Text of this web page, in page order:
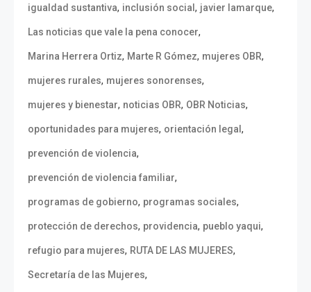
igualdad sustantiva, inclusión social, javier lamarque,
Las noticias que vale la pena conocer,
Marina Herrera Ortiz, Marte R Gómez, mujeres OBR,
mujeres rurales, mujeres sonorenses,
mujeres y bienestar, noticias OBR, OBR Noticias,
oportunidades para mujeres, orientación legal,
prevención de violencia,
prevención de violencia familiar,
programas de gobierno, programas sociales,
protección de derechos, providencia, pueblo yaqui,
refugio para mujeres, RUTA DE LAS MUJERES,
Secretaría de las Mujeres,